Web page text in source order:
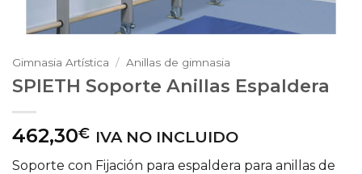
Gimnasia Artística / Anillas de gimnasia
SPIETH Soporte Anillas Espaldera
462,30€ IVA NO INCLUIDO
Soporte con Fijación para espaldera para anillas de